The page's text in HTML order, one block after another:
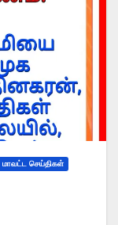
மாவட்ட செய்திகள்